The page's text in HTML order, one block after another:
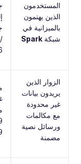
المستخدمون
الذين يهتمون
بالميزانية في
شبكة Spark
الزوار الذين
يريدون بيانات
غير محدودة
مع مكالمات
ورسائل نصية
مضمنة